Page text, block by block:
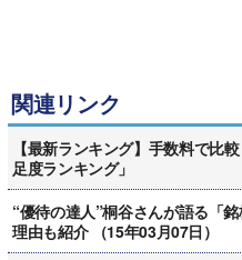
関連リンク
【最新ランキング】手数料で
足度ランキング」
“優待の達人”桐谷さんが語る「
理由も紹介 （15年03月07日）